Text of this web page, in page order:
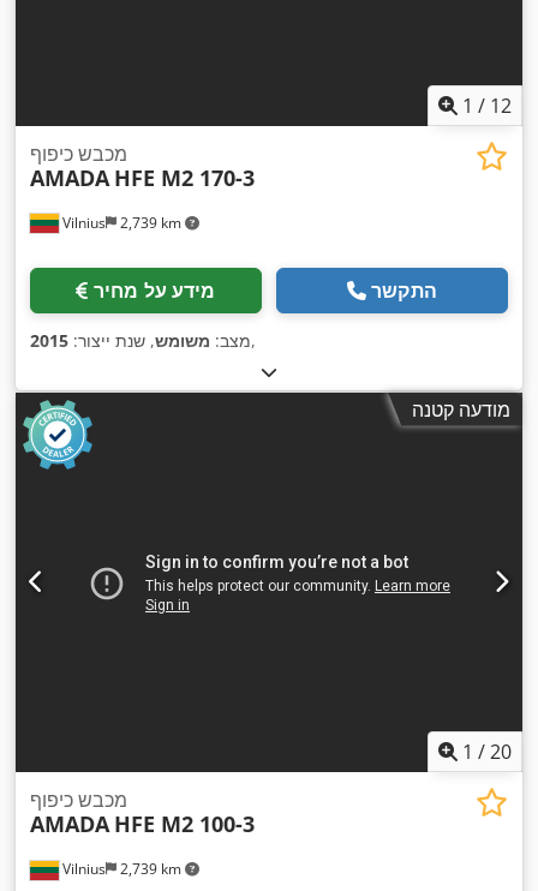
1 / 12
Vilnius 2,739 km
מכבש כיפוף
AMADA HFE M2 170-3
מידע על מחיר התקשר
מצב: משומש, שנת ייצור: 2015 ,
מודעה קטנה
1 /20
Vilnius 2,739 km
מכבש כיפוף
AMADA HFE M2 100-3